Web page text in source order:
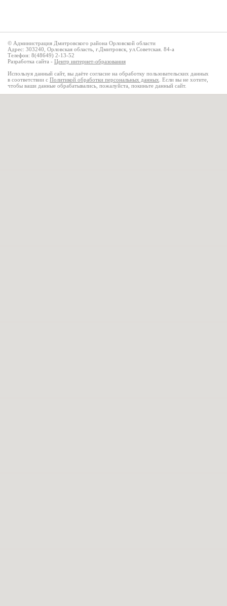
© Администрация Дмитровского района Орловской области
Адрес: 303240, Орловская область, г.Дмитровск, ул.Советская. 84-а
Телефон: 8(48649) 2-13-52
Разработка сайта - Центр интернет-образования
Используя данный сайт, вы даёте согласие на обработку пользовательских данных
в соответствии с Политикой обработки персональных данных . Если вы не хотите,
чтобы ваши данные обрабатывались, пожалуйста, покиньте данный сайт.